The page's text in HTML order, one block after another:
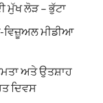
ਮੁੱਖ ਲੋੜ – ਭੁੱਟਾ
ਵਿਜ਼ੂਅਲ ਮੀਡੀਆ
ਅਤੇ ਉਤਸ਼ਾਹ
ਦਿਵਸ